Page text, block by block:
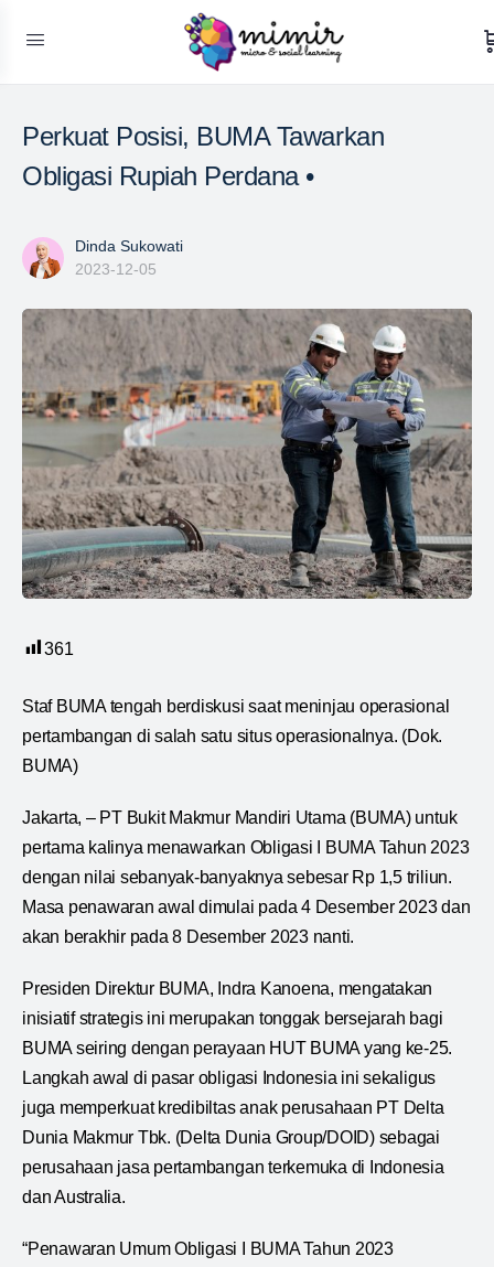
Perkuat Posisi, BUMA Tawarkan
Obligasi Rupiah Perdana •
Dinda Sukowati
2023-12-05
361
Staf BUMA tengah berdiskusi saat meninjau operasional
pertambangan di salah satu situs operasionalnya. (Dok.
BUMA)
Jakarta, – PT Bukit Makmur Mandiri Utama (BUMA) untuk
pertama kalinya menawarkan Obligasi I BUMA Tahun 2023
dengan nilai sebanyak-banyaknya sebesar Rp 1,5 triliun.
Masa penawaran awal dimulai pada 4 Desember 2023 dan
akan berakhir pada 8 Desember 2023 nanti.
Presiden Direktur BUMA, Indra Kanoena, mengatakan
inisiatif strategis ini merupakan tonggak bersejarah bagi
BUMA seiring dengan perayaan HUT BUMA yang ke-25.
Langkah awal di pasar obligasi Indonesia ini sekaligus
juga memperkuat kredibiltas anak perusahaan PT Delta
Dunia Makmur Tbk. (Delta Dunia Group/DOID) sebagai
perusahaan jasa pertambangan terkemuka di Indonesia
dan Australia.
“Penawaran Umum Obligasi I BUMA Tahun 2023